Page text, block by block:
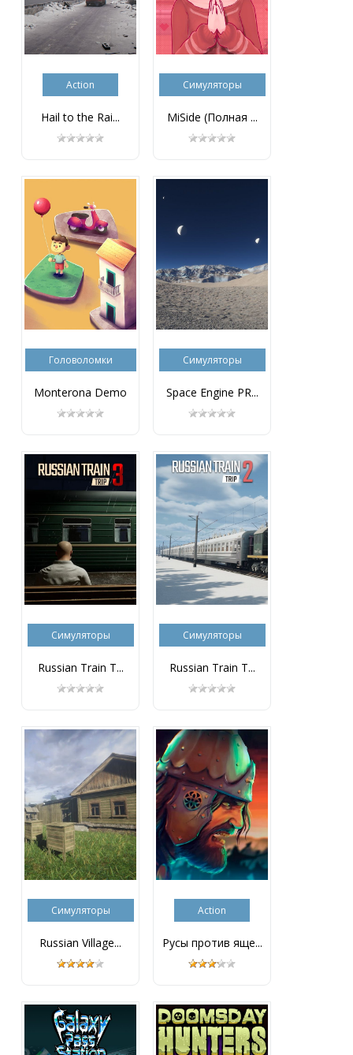
Action
Hail to the Rai...
Симуляторы
MiSide (Полная ...
Головоломки
Monterona Demo
Симуляторы
Space Engine PR...
Симуляторы
Russian Train T...
Симуляторы
Russian Train T...
Симуляторы
Russian Village...
Action
Русы против яще...